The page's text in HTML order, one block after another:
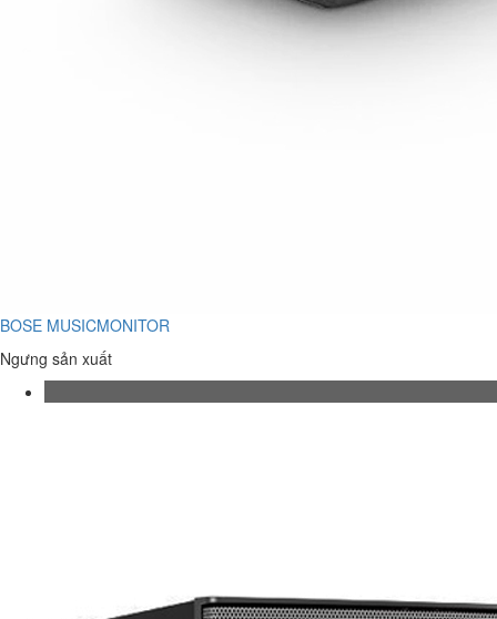
BOSE MUSICMONITOR
Ngưng sản xuất